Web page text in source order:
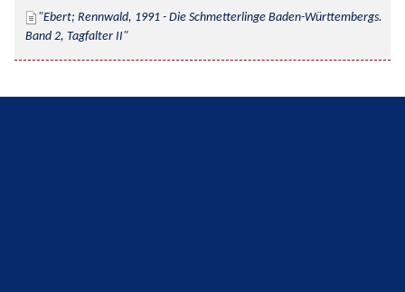
Ebert; Rennwald, 1991 - Die Schmetterlinge Baden-Württembergs.
Band 2, Tagfalter II